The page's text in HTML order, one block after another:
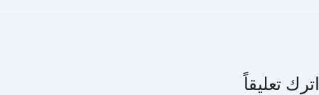
تعليقاً